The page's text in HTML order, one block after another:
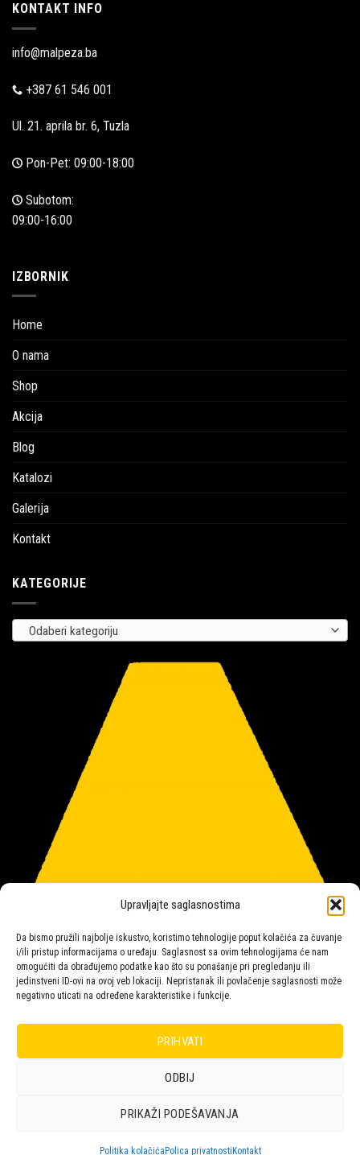
Upravljajte saglasnostima
Da bismo pružili najbolje iskustvo, koristimo tehnologije poput kolačića za čuvanje
i/ili pristup informacijama o uređaju. Saglasnost sa ovim tehnologijama će nam
omogućiti da obrađujemo podatke kao što su ponašanje pri pregledanju ili
jedinstveni ID-ovi na ovoj veb lokaciji. Nepristanak ili povlačenje saglasnosti može
negativno uticati na određene karakteristike i funkcije.
PRIHVATI
ODBIJ
PRIKAŽI PODEŠAVANJA
Politika kolačića Polica privatnosti Kontakt
KONTAKT INFO
info@malpeza.ba
+387 61 546 001
Ul. 21. aprila br. 6, Tuzla
Pon-Pet: 09:00-18:00
Subotom:
09:00-16:00
IZBORNIK
Home
O nama
Shop
Akcija
Blog
Katalozi
Galerija
Kontakt
KATEGORIJE
Odaberi kategoriju